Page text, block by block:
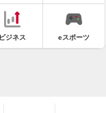
ビジネス eスポーツ